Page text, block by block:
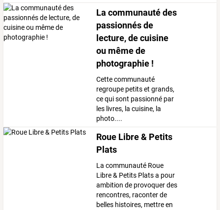
La communauté des
passionnés de
lecture, de cuisine
ou même de
photographie !
Cette communauté
regroupe petits et grands,
ce qui sont passionné par
les livres, la cuisine, la
photo....
Roue Libre & Petits
Plats
La communauté Roue
Libre & Petits Plats a pour
ambition de provoquer des
rencontres, raconter de
belles histoires, mettre en